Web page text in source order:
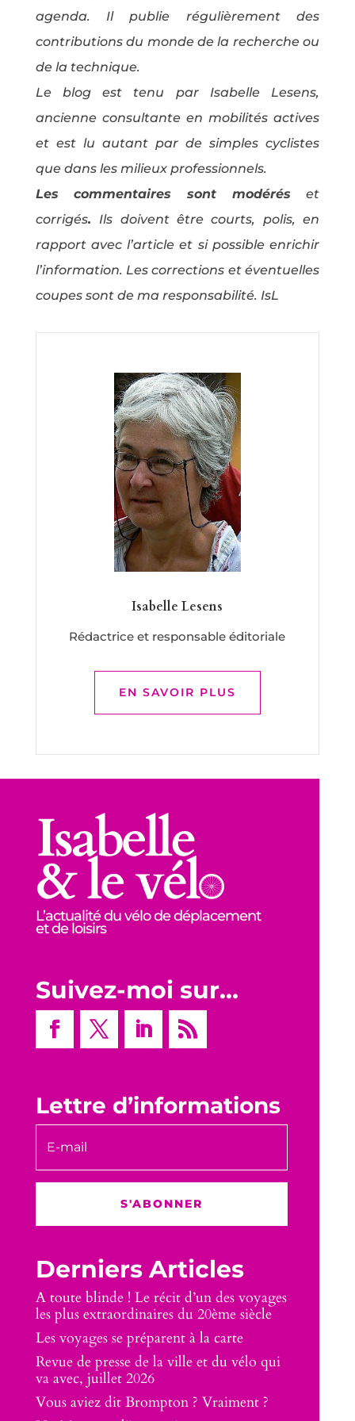
agenda. Il publie régulièrement des
contributions du monde de la recherche ou
de la technique.
Le blog est tenu par Isabelle Lesens,
ancienne consultante en mobilités actives
et est lu autant par de simples cyclistes
que dans les milieux professionnels.
Les commentaires sont modéréset
corrigés. Ils doivent être courts, polis, en
rapport avec l’article et si possible enrichir
l’information. Les corrections et éventuelles
coupes sont de ma responsabilité. IsL
Isabelle Lesens
Rédactrice et responsable éditoriale
EN SAVOIR PLUS
L’actualité du vélo de déplacement
et de loisirs
Suivez-moi sur…
Lettre d’informations
S'ABONNER
Derniers Articles
A toute blinde ! Le récit d’un des voyages
les plus extraordinaires du 20ème siècle
Les voyages se préparent à la carte
Revue de presse de la ville et du vélo qui
va avec, juillet 2026
Vous aviez dit Brompton ? Vraiment ?